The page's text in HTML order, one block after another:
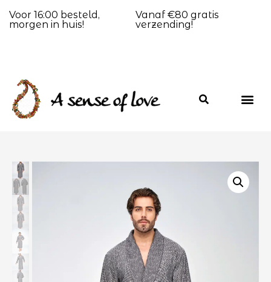
Voor 16:00 besteld,
morgen in huis!
Vanaf €80 gratis
verzending!